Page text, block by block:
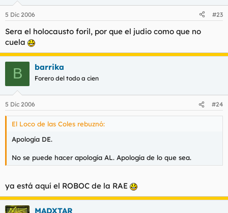
5 Dic 2006 #23
Sera el holocausto foril, por que el judio como que no
cuela
B barrika
Forero del todo a cien
5 Dic 2006 #24
El Loco de las Coles rebuznó:
Apología DE.
No se puede hacer apología AL. Apología de lo que sea.
ya está aquí el ROBOC de la RAE
MADXTAR